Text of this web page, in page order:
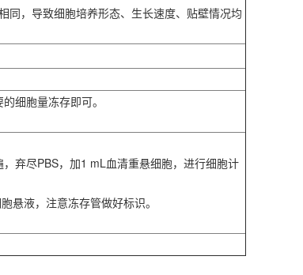
同，导致细胞培养形态、生长速度、贴壁情况均
细胞量冻存即可。
弃尽PBS，加1 mL血清重悬细胞，进行细胞计
悬液，注意冻存管做好标识。